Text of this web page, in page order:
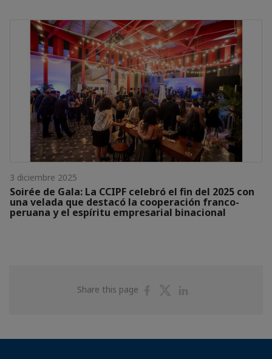
3 diciembre 2025
Soirée de Gala: La CCIPF celebró el fin del 2025 con
una velada que destacó la cooperación franco-
peruana y el espíritu empresarial binacional
Share this page
ShareShare